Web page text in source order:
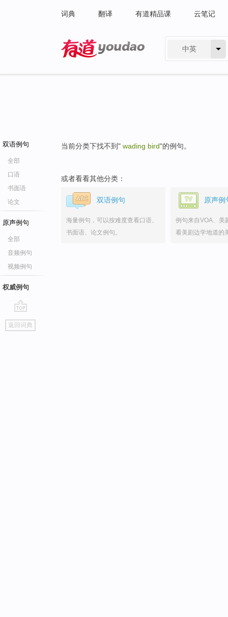
词典 翻译 有道精品课 云笔记
中英
双语例句
全部
口语
书面语
论文
原声例句
全部
音频例句
视频例句
权威例句
go
top
返回词典
当前分类下找不到" wading bird"的例句。
或者看看其他分类：
双语例句
海量例句，可以按难度查看口语、
书面语、论文例句。
原声例
例句来自VOA、美
看美剧边学地道的